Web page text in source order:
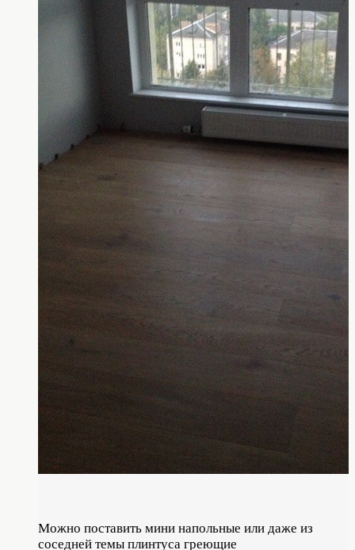
Можно поставить мини напольные или даже из
соседней темы плинтуса греющие